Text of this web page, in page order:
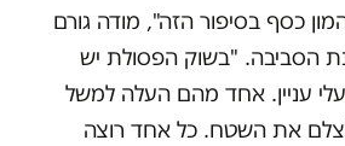
כסף בסיפור הזה", מודה גורם
הסביבה. "בשוק הפסולת יש
עניין. אחד מהם העלה למשל
לצלם את השטח. כל אחד רוצה